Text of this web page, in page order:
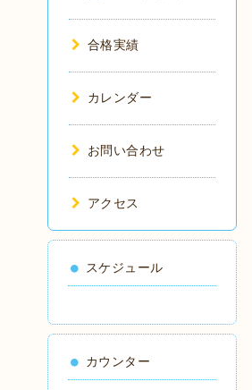
合格実績
カレンダー
お問い合わせ
アクセス
スケジュール
カウンター